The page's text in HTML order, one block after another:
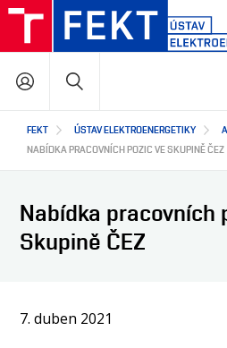
Přejít
hlavnímu
obsahu
Hlavní
navigace
STUDIUM
NABÍDKA STUDIJNÍCH PROGRAMŮ
VÝUKOVÉ LABORATOŘE
CO ZAJÍMAVÉHO JSME NA ÚSTAVU
SPOLUPRÁCE
JAK S NÁMI SPOLUPRACOVAT
O NÁS
FEKT ÚSTAV ELEKTROENERGETIKY
NABÍDKA PRACOVNÍCH POZIC VE SKUPINĚ ČEZ
Nabídka pracovních
Skupině ČEZ
7. duben 2021